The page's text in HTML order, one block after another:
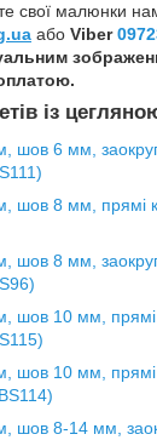
свої малюнки
або Viber
із
шов 6 мм,
шов 8 мм, прямі
шов 8 мм,
шов 10 мм, прямі
шов 10 мм, прямі
шов 8-14 мм,